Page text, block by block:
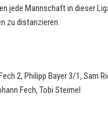
jede Mannschaft in dieser
zu distanzieren.
2, Philipp Bayer 3/1, Sam
Fech, Tobi Steimel